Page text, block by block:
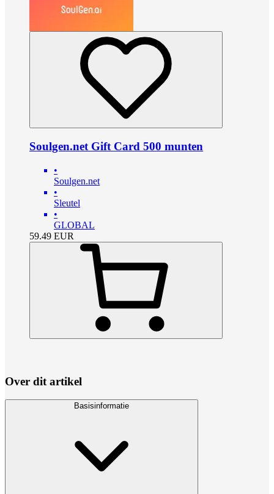
Soulgen.net Gift Card 500 munten
•
Soulgen.net
•
Sleutel
•
GLOBAL
59.49 EUR
Over dit artikel
Basisinformatie